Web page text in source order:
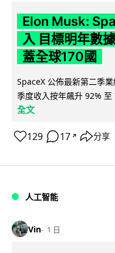
Elon Musk:
入 目標明年數
蓋全球170國
SpaceX 公佈最新第二季
季度收入按年飆升 92%
全文
129 17 ↗ 分享
人工智能
Vin 1 日